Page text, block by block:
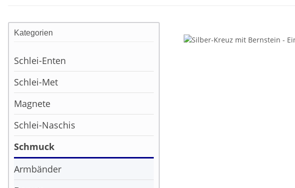
Kategorien
Schlei-Enten
Schlei-Met
Magnete
Schlei-Naschis
Schmuck
Armbänder